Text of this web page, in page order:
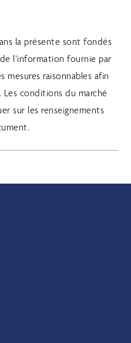
la présente sont fondés
l’information fournie par
mesures raisonnables afin
Les conditions du marché
sur les renseignements